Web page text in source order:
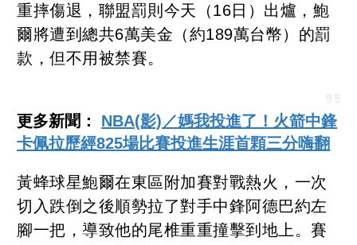
重摔傷退，聯盟罰則今天（16日）出爐，鮑
爾將遭到總共6萬美金（約189萬台幣）的罰
款，但不用被禁賽。
更多新聞： NBA(影)／媽我投進了！火箭中鋒
卡佩拉歷經825場比賽投進生涯首顆三分嗨翻
黃蜂球星鮑爾在東區附加賽對戰熱火，一次
切入跌倒之後順勢拉了對手中鋒阿德巴約左
腳一把，導致他的尾椎重重撞擊到地上。賽